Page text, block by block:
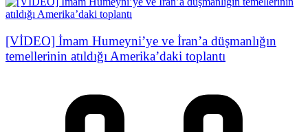
[VİDEO] İmam Humeyni’ye ve İran’a düşmanlığın
temellerinin atıldığı Amerika’daki toplantı